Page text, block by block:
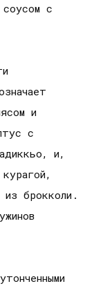
с
и
с
и,
брокколи.